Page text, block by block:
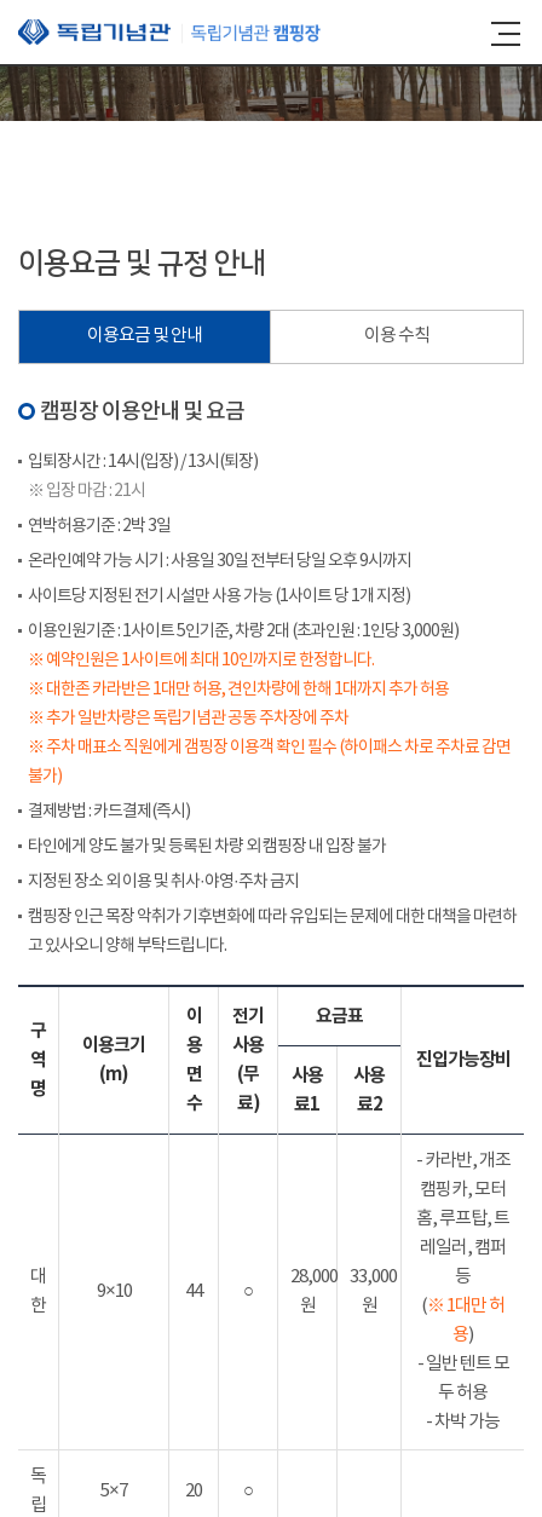
본문 바로가기
이용요금 및 규정 안내
이용요금 및 안내 이용 수칙
캠핑장 이용안내 및 요금
입퇴장시간 : 14시(입장) / 13시(퇴장)
※ 입장 마감 : 21시
연박허용기준 : 2박 3일
온라인예약 가능 시기 : 사용일 30일 전부터 당일 오후 9시까지
사이트당 지정된 전기 시설만 사용 가능 (1사이트 당 1개 지정)
이용인원기준 : 1사이트 5인기준, 차량 2대 (초과인원 : 1인당 3,000원)
※ 예약인원은 1사이트에 최대 10인까지로 한정합니다.
※ 대한존 카라반은 1대만 허용, 견인차량에 한해 1대까지 추가 허용
※ 추가 일반차량은 독립기념관 공동 주차장에 주차
※ 주차 매표소 직원에게 갬핑장 이용객 확인 필수 (하이패스 차로 주차료 감면
불가)
결제방법 : 카드결제(즉시)
타인에게 양도 불가 및 등록된 차량 외 캠핑장 내 입장 불가
지정된 장소 외 이용 및 취사·야영·주차 금지
캠핑장 인근 목장 악취가 기후변화에 따라 유입되는 문제에 대한 대책을 마련하
고 있사오니 양해 부탁드립니다.
구
역
명
이용크기
(m)
이
용
면
수
전기
사용
(무
료)
요금표
진입가능장비
사용
료1
사용
료2
대
한
9×10 44 ○
28,000
원
33,000
원
- 카라반, 개조
캠핑카, 모터
홈, 루프탑, 트
레일러, 캠퍼
등
(※ 1대만 허
용)
- 일반 텐트 모
두 허용
- 차박 가능
독
립
5×7 20 ○